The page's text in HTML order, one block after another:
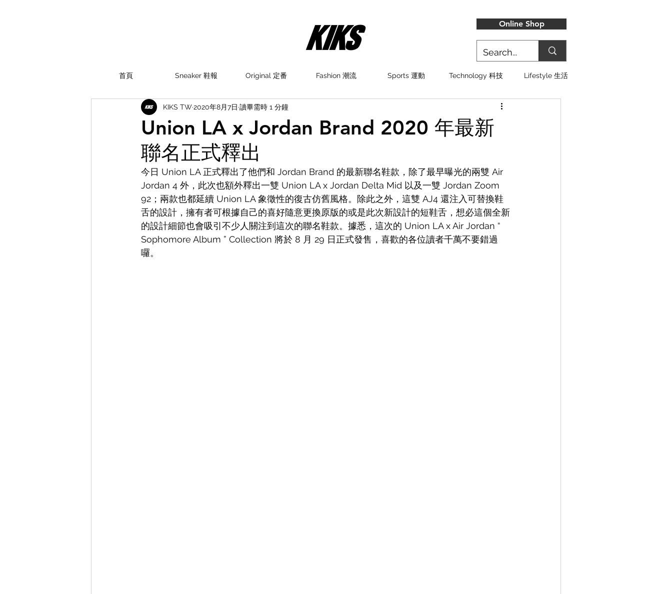
Online Shop
首頁 Sneaker 鞋報 Original 定番 Fashion 潮流 Sports 運動 Technology 科技 Lifestyle 生活
Union LA x Jordan Brand 2020 年最新
聯名正式釋出
KIKS TW2020年8月7日 讀畢需時 1 分鐘
今日 Union LA 正式釋出了他們和 Jordan Brand 的最新聯名鞋款，除了最早曝光的兩雙 Air
Jordan 4 外，此次也額外釋出一雙 Union LA x Jordan Delta Mid 以及一雙 Jordan Zoom
92；兩款也都延續 Union LA 象徵性的復古仿舊風格。除此之外，這雙 AJ4 還注入可替換鞋
舌的設計，擁有者可根據自己的喜好隨意更換原版的或是此次新設計的短鞋舌，想必這個全新
的設計細節也會吸引不少人關注到這次的聯名鞋款。據悉，這次的 Union LA x Air Jordan “
Sophomore Album ” Collection 將於 8 月 29 日正式發售，喜歡的各位讀者千萬不要錯過
囉。